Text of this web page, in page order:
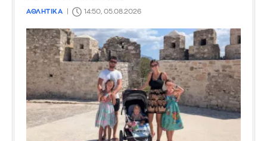
ΑΘΛΗΤΙΚΑ 14:50, 05.08.2026